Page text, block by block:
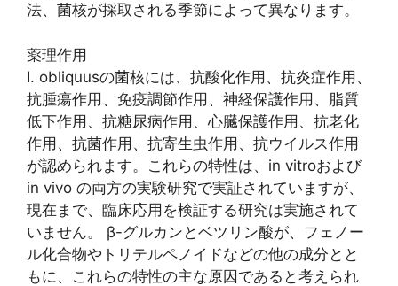
法、菌核が採取される季節によって異なります。
薬理作用
I. obliquusの菌核には、抗酸化作用、抗炎症作用、
抗腫瘍作用、免疫調節作用、神経保護作用、脂質
低下作用、抗糖尿病作用、心臓保護作用、抗老化
作用、抗菌作用、抗寄生虫作用、抗ウイルス作用
が認められます。これらの特性は、in vitroおよび
in vivo の両方の実験研究で実証されていますが、
現在まで、臨床応用を検証する研究は実施されて
いません。 β-グルカンとベツリン酸が、フェノー
ル化合物やトリテルペノイドなどの他の成分とと
もに、これらの特性の主な原因であると考えられ